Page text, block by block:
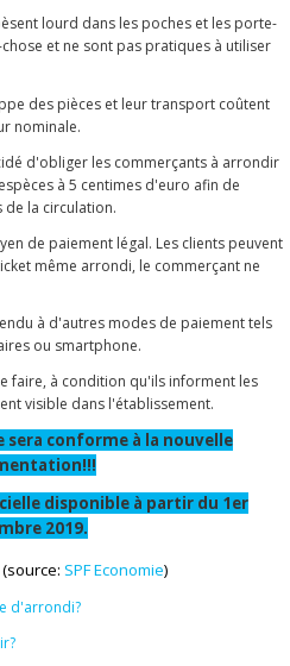
lourd dans les poches et les porte-
et ne sont pas pratiques à utiliser
des pièces et leur transport coûtent
nominale.
d'obliger les commerçants à arrondir
à 5 centimes d'euro afin de
de la circulation.
de paiement légal. Les clients peuvent
même arrondi, le commerçant ne
à d'autres modes de paiement tels
ou smartphone.
faire, à condition qu'ils informent les
visible dans l'établissement.
sera conforme à la nouvelle
disponible à partir du 1er
2019.
(source: SPF Economie)
d'arrondi?